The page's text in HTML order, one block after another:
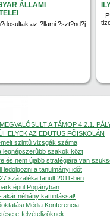
ÁLLAMI
az ?llami ?szt?nd?j
A TÁMOP 4.2.1.
AZ EDUTUS FÕISKOLÁN
szintû vizsgák száma
legnépszerûbb szakok közt
és nem újabb stratégiára van
ledolgozni a tanulmányi idõt
százaléka tanult 2011-ben
épül Pogányban
akár néhány kattintással!
Média Konferencia
e-felvételizõknek